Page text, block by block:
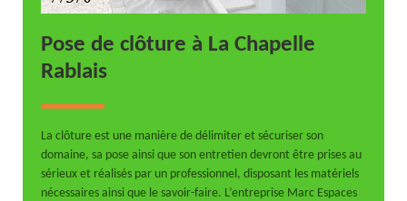
Pose de clôture à La Chapelle
Rablais
La clôture est une manière de délimiter et sécuriser son
domaine, sa pose ainsi que son entretien devront être prises au
sérieux et réalisés par un professionnel, disposant les matériels
nécessaires ainsi que le savoir-faire. L’entreprise Marc Espaces